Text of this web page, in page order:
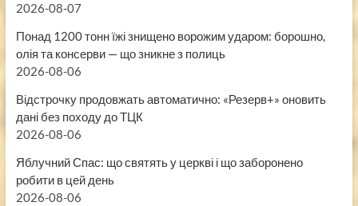
2026-08-07
Понад 1200 тонн їжі знищено ворожим ударом: борошно,
олія та консерви — що зникне з полиць
2026-08-06
Відстрочку продовжать автоматично: «Резерв+» оновить
дані без походу до ТЦК
2026-08-06
Яблучний Спас: що святять у церкві і що заборонено
робити в цей день
2026-08-06